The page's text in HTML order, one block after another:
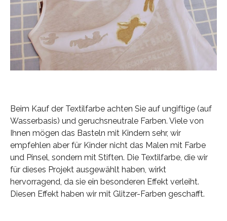
Beim Kauf der Textilfarbe achten Sie auf ungiftige (auf
Wasserbasis) und geruchsneutrale Farben. Viele von
Ihnen mögen das Basteln mit Kindern sehr, wir
empfehlen aber für Kinder nicht das Malen mit Farbe
und Pinsel, sondern mit Stiften. Die Textilfarbe, die wir
für dieses Projekt ausgewählt haben, wirkt
hervorragend, da sie ein besonderen Effekt verleiht.
Diesen Effekt haben wir mit Glitzer-Farben geschafft.